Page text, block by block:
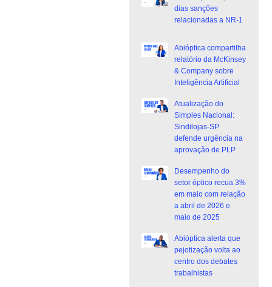
dias sanções
relacionadas a NR-1
Abióptica compartilha
relatório da McKinsey
& Company sobre
Inteligência Artificial
Atualização do
Simples Nacional:
Sindilojas-SP
defende urgência na
aprovação de PLP
Desempenho do
setor óptico recua 3%
em maio com relação
a abril de 2026 e
maio de 2025
Abióptica alerta que
pejotização volta ao
centro dos debates
trabalhistas